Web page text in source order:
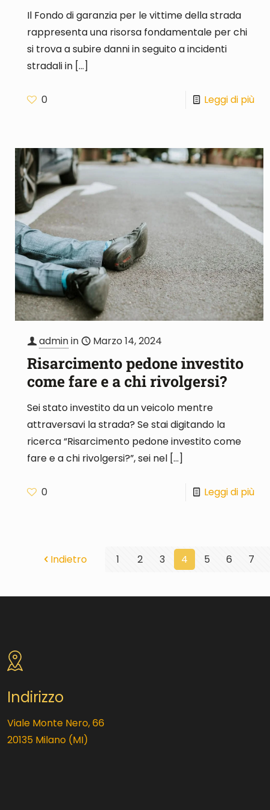
Il Fondo di garanzia per le vittime della strada
rappresenta una risorsa fondamentale per chi
si trova a subire danni in seguito a incidenti
stradali in […]
0 Leggi di più
adminin Marzo 14, 2024
Risarcimento pedone investito
come fare e a chi rivolgersi?
Sei stato investito da un veicolo mentre
attraversavi la strada? Se stai digitando la
ricerca “Risarcimento pedone investito come
fare e a chi rivolgersi?”, sei nel […]
0 Leggi di più
Indietro 1 2 3 4 5 6 7
Indirizzo
Viale Monte Nero, 66
20135 Milano (MI)